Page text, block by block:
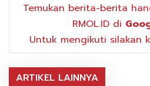
Temukan berita-berita
RMOL.ID di
Untuk mengikuti silakan
ARTIKEL LAINNYA